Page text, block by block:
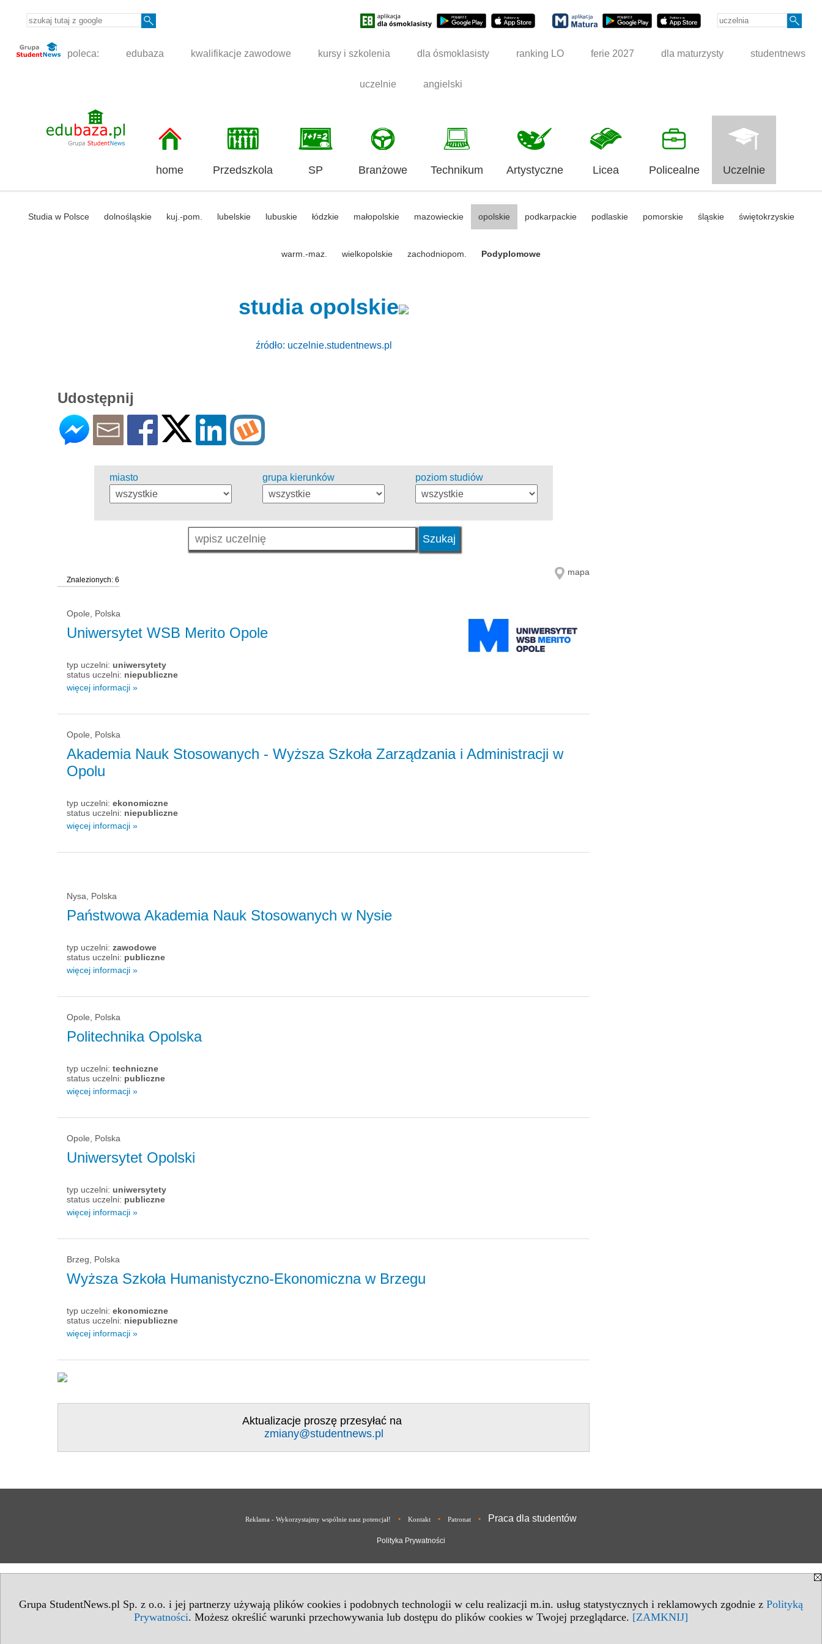
Grupa StudentNews.pl Sp. z o.o. i jej partnerzy używają plików cookies i podobnych technologii w celu realizacji m.in. usług statystycznych i reklamowych zgodnie z Polityką
Prywatności. Możesz określić warunki przechowywania lub dostępu do plików cookies w Twojej przeglądarce. [ZAMKNIJ]
poleca: edubaza kwalifikacje zawodowe kursy i szkolenia dla ósmoklasisty ranking LO ferie 2027 dla maturzysty studentnews
uczelnie angielski
home Przedszkola SP Branżowe Technikum Artystyczne Licea Policealne Uczelnie
Studia w Polsce dolnośląskie kuj.-pom. lubelskie lubuskie łódzkie małopolskie mazowieckie opolskie podkarpackie podlaskie pomorskie śląskie świętokrzyskie
warm.-maz. wielkopolskie zachodniopom. Podyplomowe
studia opolskie
źródło: uczelnie.studentnews.pl
Udostępnij
miasto grupa kierunków poziom studiów
Znalezionych: 6
mapa
Opole, Polska
Uniwersytet WSB Merito Opole
typ uczelni: uniwersytety
status uczelni: niepubliczne
więcej informacji »
Opole, Polska
Akademia Nauk Stosowanych - Wyższa Szkoła Zarządzania i Administracji w
Opolu
typ uczelni: ekonomiczne
status uczelni: niepubliczne
więcej informacji »
Nysa, Polska
Państwowa Akademia Nauk Stosowanych w Nysie
typ uczelni: zawodowe
status uczelni: publiczne
więcej informacji »
Opole, Polska
Politechnika Opolska
typ uczelni: techniczne
status uczelni: publiczne
więcej informacji »
Opole, Polska
Uniwersytet Opolski
typ uczelni: uniwersytety
status uczelni: publiczne
więcej informacji »
Brzeg, Polska
Wyższa Szkoła Humanistyczno-Ekonomiczna w Brzegu
typ uczelni: ekonomiczne
status uczelni: niepubliczne
więcej informacji »
Aktualizacje proszę przesyłać na
zmiany@studentnews.pl
Reklama - Wykorzystajmy wspólnie nasz potencjał! • Kontakt • Patronat • Praca dla studentów
Polityka Prywatności